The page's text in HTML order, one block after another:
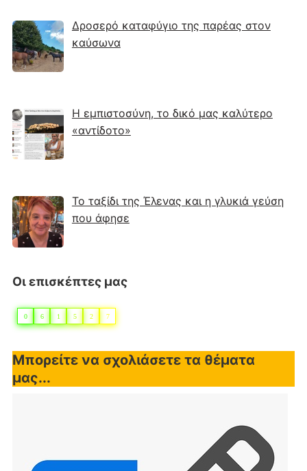
Δροσερό καταφύγιο της παρέας στον
καύσωνα
Η εμπιστοσύνη, το δικό μας καλύτερο
«αντίδοτο»
Το ταξίδι της Έλενας και η γλυκιά γεύση
που άφησε
Οι επισκέπτες μας
0 6 1 5 2 7
Μπορείτε να σχολιάσετε τα θέματα
μας...